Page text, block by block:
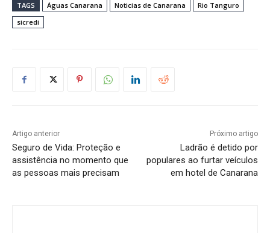
TAGS Águas Canarana Noticias de Canarana
Rio Tanguro
sicredi
Artigo anterior
Seguro de Vida: Proteção e
assistência no momento que
as pessoas mais precisam
Próximo artigo
Ladrão é detido por
populares ao furtar veículos
em hotel de Canarana